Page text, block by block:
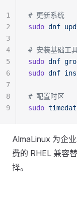
# 更新系统
sudo dnf
# 安装基础工
sudo dnf
sudo dnf
# 配置时区
sudo
1
2
3
4
5
6
7
8
9
AlmaLinux 为企
费的 RHEL 兼容
择。